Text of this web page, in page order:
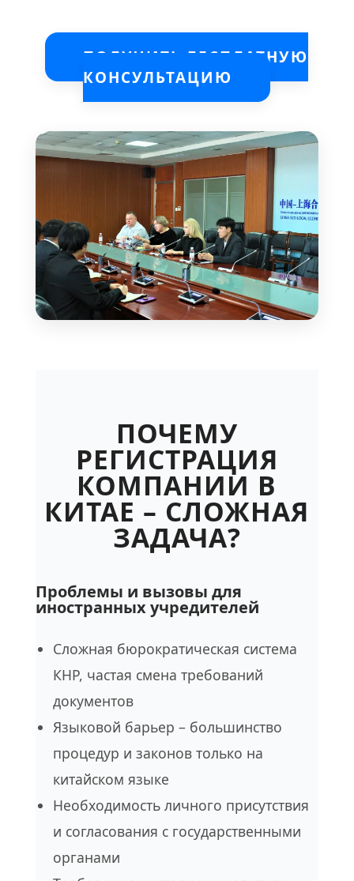
ПОЛУЧИТЬ БЕСПЛАТНУЮ
КОНСУЛЬТАЦИЮ
ПОЧЕМУ
РЕГИСТРАЦИЯ
КОМПАНИИ В
КИТАЕ – СЛОЖНАЯ
ЗАДАЧА?
Проблемы и вызовы для
иностранных учредителей
Сложная бюрократическая система
КНР, частая смена требований
документов
Языковой барьер – большинство
процедур и законов только на
китайском языке
Необходимость личного присутствия
и согласования с государственными
органами